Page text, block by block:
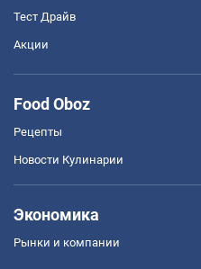
Тест Драйв
Акции
Food Oboz
Рецепты
Новости Кулинарии
Экономика
Рынки и компании